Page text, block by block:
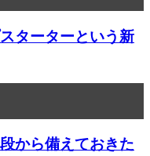
ターターという新
から備えておきた